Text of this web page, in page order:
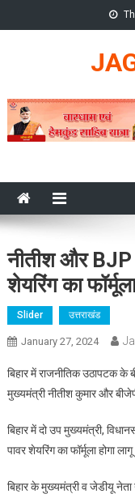
to
नीतीश और BJP
शेयरिंग का
Slider उत्तराखंड
January 27, 2024
बिहार में राजनीतिक उठापटक के
मुख्यमंत्री नीतीश कुमार और
बिहार में दो उप मुख्यमंत्री,
पावर शेयरिंग का फॉर्मूला होगा
बिहार के मुख्यमंत्री व जेडीयू नेता